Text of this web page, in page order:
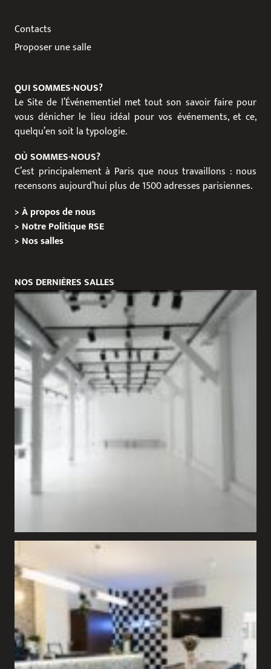
Contacts
Proposer une salle
QUI SOMMES-NOUS?
Le Site de l’Événementiel met tout son savoir faire pour
vous dénicher le lieu idéal pour vos événements, et ce,
quelqu’en soit la typologie.
OÙ SOMMES-NOUS?
C’est principalement à Paris que nous travaillons : nous
recensons aujourd’hui plus de 1500 adresses parisiennes.
>À propos de nous
> Notre Politique RSE
> Nos salles
NOS DERNIÈRES SALLES